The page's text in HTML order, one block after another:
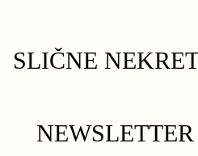
SLIČNE
NEWSLETTER